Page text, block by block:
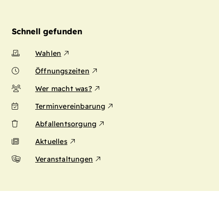
Schnell gefunden
Wahlen
Öffnungszeiten
Wer macht was?
Terminvereinbarung
Abfallentsorgung
Aktuelles
Veranstaltungen